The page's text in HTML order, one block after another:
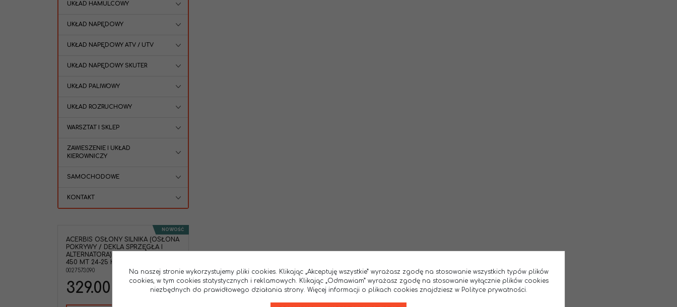
UKŁAD HAMULCOWY
UKŁAD NAPĘDOWY
UKŁAD NAPĘDOWY ATV / UTV
UKŁAD NAPĘDOWY SKUTER
UKŁAD PALIWOWY
UKŁAD ROZRUCHOWY
WARSZTAT I SKLEP
ZAWIESZENIE I UKŁAD
KIEROWNICZY
SAMOCHODOWE
KONTAKT
NOWOŚĆ
ACERBIS OSŁONY SILNIKA (OSŁONA
POKRYWY / DEKLA SPRZĘGŁA I
ALTERNATORA) X-POWER CF MOTO
450 MT 24-25 KOLOR CZARNY
0027573.090
329.00
Na naszej stronie wykorzystujemy pliki cookies. Klikając „Akceptuję wszystkie” wyrażasz zgodę na stosowanie wszystkich typów plików
cookies, w tym cookies statystycznych i reklamowych. Klikając „Odmawiam” wyrażasz zgodę na stosowanie wyłącznie plików cookies
niezbędnych do prawidłowego działania strony. Więcej informacji o plikach cookies znajdziesz w Polityce prywatności.